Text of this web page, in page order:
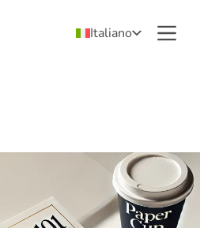
Italiano